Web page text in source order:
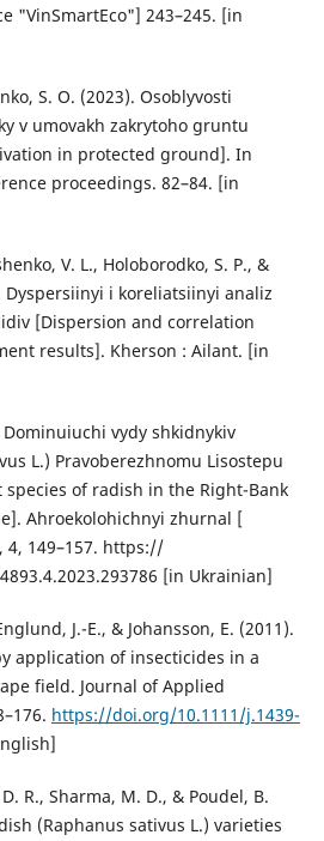
"VinSmartEco"] 243–245. [in
S. O. (2023). Osoblyvosti
v umovakh zakrytoho gruntu
in protected ground]. In
proceedings. 82–84. [in
V. L., Holoborodko, S. P., &
Dyspersiinyi i koreliatsiinyi analiz
[Dispersion and correlation
results]. Kherson : Ailant. [in
Dominuiuchi vydy shkidnykiv
L.) Pravoberezhnomu Lisostepu
of radish in the Right-Bank
Ahroekolohichnyi zhurnal [
4, 149–157. https://
[in Ukrainian]
J.-E., & Johansson, E. (2011).
application of insecticides in a
field. Journal of Applied
https://doi.org/10.1111/j.1439-
R., Sharma, M. D., & Poudel, B.
(Raphanus sativus L.) varieties